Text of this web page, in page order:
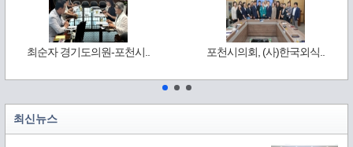
최순자 경기도의원-포천시.. 포천시의회, (사)한국외식..
최신뉴스